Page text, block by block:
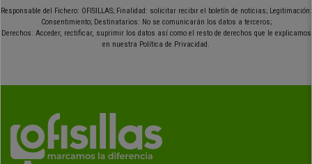
Responsable del Fichero: OFISILLAS; Finalidad: solicitar recibir el boletín de noticias; Legitimación:
Consentimiento; Destinatarios: No se comunicarán los datos a terceros;
Derechos: Acceder, rectificar, suprimir los datos así como el resto de derechos que le explicamos
en nuestra Política de Privacidad.